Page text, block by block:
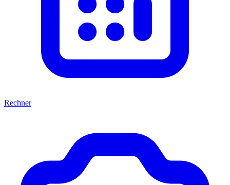
Rechner